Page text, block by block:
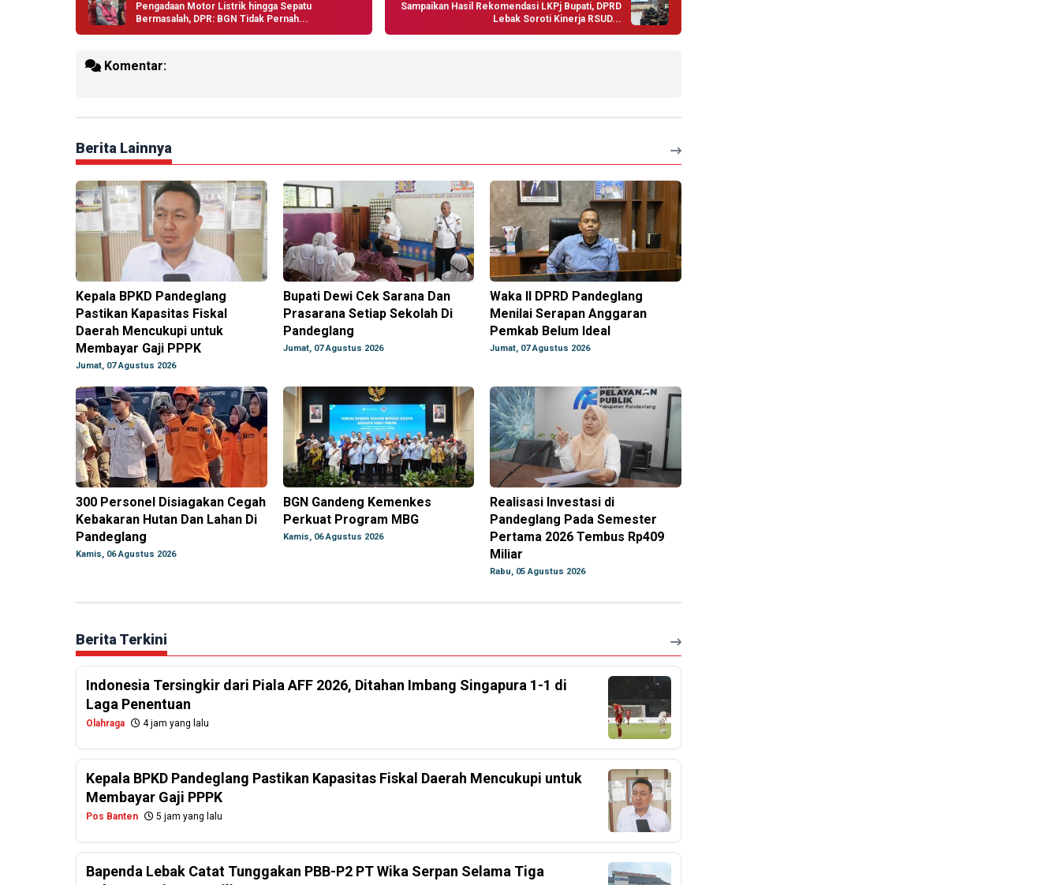
Pengadaan Motor Listrik hingga Sepatu
Bermasalah, DPR: BGN Tidak Pernah...
Sampaikan Hasil Rekomendasi LKPj Bupati, DPRD
Lebak Soroti Kinerja RSUD...
Komentar:
Berita Lainnya
Kepala BPKD Pandeglang
Pastikan Kapasitas Fiskal
Daerah Mencukupi untuk
Membayar Gaji PPPK
Jumat, 07 Agustus 2026
Bupati Dewi Cek Sarana Dan
Prasarana Setiap Sekolah Di
Pandeglang
Jumat, 07 Agustus 2026
Waka II DPRD Pandeglang
Menilai Serapan Anggaran
Pemkab Belum Ideal
Jumat, 07 Agustus 2026
300 Personel Disiagakan Cegah
Kebakaran Hutan Dan Lahan Di
Pandeglang
Kamis, 06 Agustus 2026
BGN Gandeng Kemenkes
Perkuat Program MBG
Kamis, 06 Agustus 2026
Realisasi Investasi di
Pandeglang Pada Semester
Pertama 2026 Tembus Rp409
Miliar
Rabu, 05 Agustus 2026
Berita Terkini
Indonesia Tersingkir dari Piala AFF 2026, Ditahan Imbang Singapura 1-1 di
Laga Penentuan
Olahraga 4 jam yang lalu
Kepala BPKD Pandeglang Pastikan Kapasitas Fiskal Daerah Mencukupi untuk
Membayar Gaji PPPK
Pos Banten 5 jam yang lalu
Bapenda Lebak Catat Tunggakan PBB-P2 PT Wika Serpan Selama Tiga